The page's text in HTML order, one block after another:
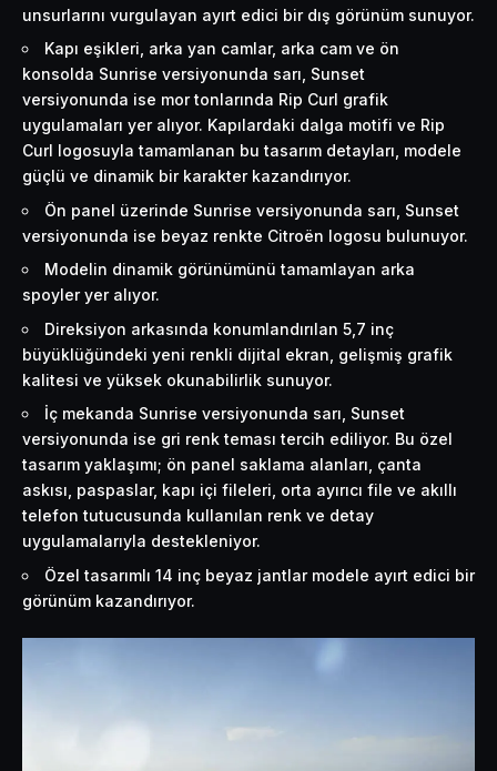
unsurlarını vurgulayan ayırt edici bir dış görünüm sunuyor.
Kapı eşikleri, arka yan camlar, arka cam ve ön
konsolda Sunrise versiyonunda sarı, Sunset
versiyonunda ise mor tonlarında Rip Curl grafik
uygulamaları yer alıyor. Kapılardaki dalga motifi ve Rip
Curl logosuyla tamamlanan bu tasarım detayları, modele
güçlü ve dinamik bir karakter kazandırıyor.
Ön panel üzerinde Sunrise versiyonunda sarı, Sunset
versiyonunda ise beyaz renkte Citroën logosu bulunuyor.
Modelin dinamik görünümünü tamamlayan arka
spoyler yer alıyor.
Direksiyon arkasında konumlandırılan 5,7 inç
büyüklüğündeki yeni renkli dijital ekran, gelişmiş grafik
kalitesi ve yüksek okunabilirlik sunuyor.
İç mekanda Sunrise versiyonunda sarı, Sunset
versiyonunda ise gri renk teması tercih ediliyor. Bu özel
tasarım yaklaşımı; ön panel saklama alanları, çanta
askısı, paspaslar, kapı içi fileleri, orta ayırıcı file ve akıllı
telefon tutucusunda kullanılan renk ve detay
uygulamalarıyla destekleniyor.
Özel tasarımlı 14 inç beyaz jantlar modele ayırt edici bir
görünüm kazandırıyor.